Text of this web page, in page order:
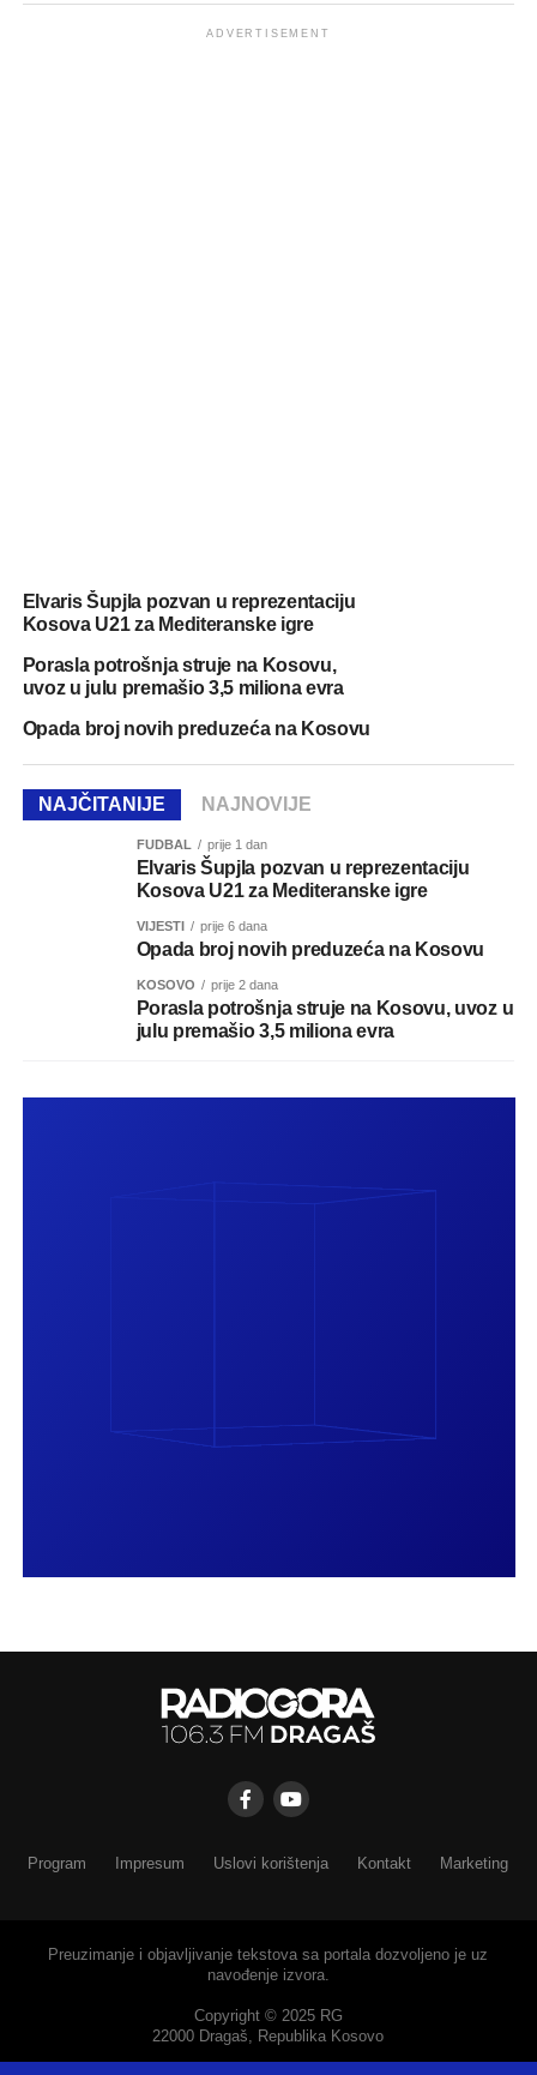
ADVERTISEMENT
Elvaris Šupjla pozvan u reprezentaciju
Kosova U21 za Mediteranske igre
Porasla potrošnja struje na Kosovu,
uvoz u julu premašio 3,5 miliona evra
Opada broj novih preduzeća na Kosovu
NAJČITANIJE NAJNOVIJE
FUDBAL prije 1 dan
Elvaris Šupjla pozvan u reprezentaciju
Kosova U21 za Mediteranske igre
VIJESTI prije 6 dana
Opada broj novih preduzeća na Kosovu
KOSOVO prije 2 dana
Porasla potrošnja struje na Kosovu, uvoz u
julu premašio 3,5 miliona evra
Program Impresum Uslovi korištenja Kontakt Marketing
Preuzimanje i objavljivanje tekstova sa portala dozvoljeno je uz
navođenje izvora.
Copyright © 2025 RG
22000 Dragaš, Republika Kosovo